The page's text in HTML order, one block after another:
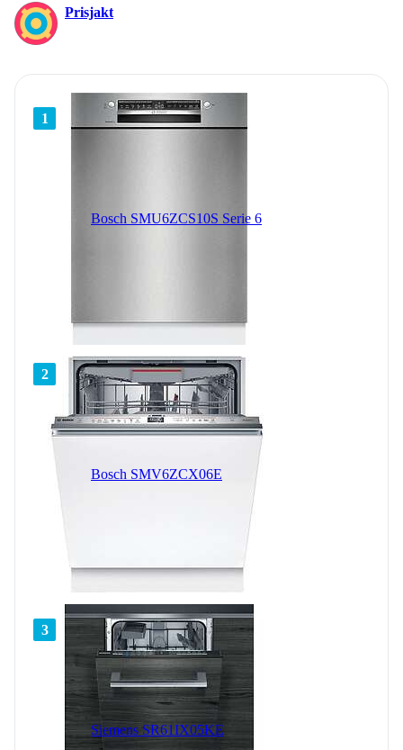
Prisjakt
1
Bosch SMU6ZCS10S Serie 6
2
Bosch SMV6ZCX06E
3
Siemens SR61IX05KE